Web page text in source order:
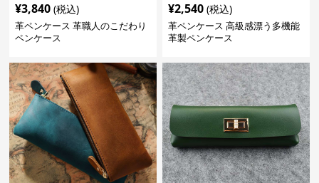
¥3,840 (税込)
革ペンケース 革職人のこだわり
ペンケース
¥2,540 (税込)
革ペンケース 高級感漂う多機能
革製ペンケース